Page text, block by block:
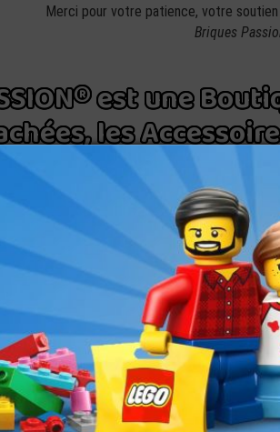
Merci pour votre patience, votre
Briques
est une
les
Stickers
Expédition offerte pour la France
- dès 55€00 d'achat - livraison offerte
Expéditions en
et Pièces